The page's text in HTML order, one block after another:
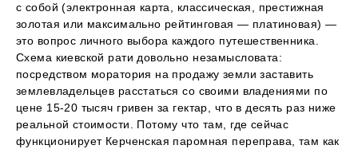
с собой (электронная карта, классическая, престижная
золотая или максимально рейтинговая — платиновая) —
это вопрос личного выбора каждого путешественника.
Схема киевской рати довольно незамысловата:
посредством моратория на продажу земли заставить
землевладельцев расстаться со своими владениями по
цене 15-20 тысяч гривен за гектар, что в десять раз ниже
реальной стоимости. Потому что там, где сейчас
функционирует Керченская паромная переправа, там как